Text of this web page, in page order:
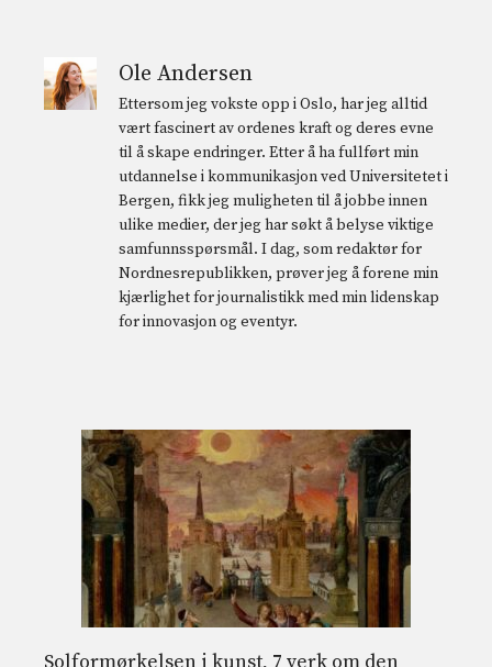
Ole Andersen
Ettersom jeg vokste opp i Oslo, har jeg alltid
vært fascinert av ordenes kraft og deres evne
til å skape endringer. Etter å ha fullført min
utdannelse i kommunikasjon ved Universitetet i
Bergen, fikk jeg muligheten til å jobbe innen
ulike medier, der jeg har søkt å belyse viktige
samfunnsspørsmål. I dag, som redaktør for
Nordnesrepublikken, prøver jeg å forene min
kjærlighet for journalistikk med min lidenskap
for innovasjon og eventyr.
Solformørkelsen i kunst, 7 verk om den